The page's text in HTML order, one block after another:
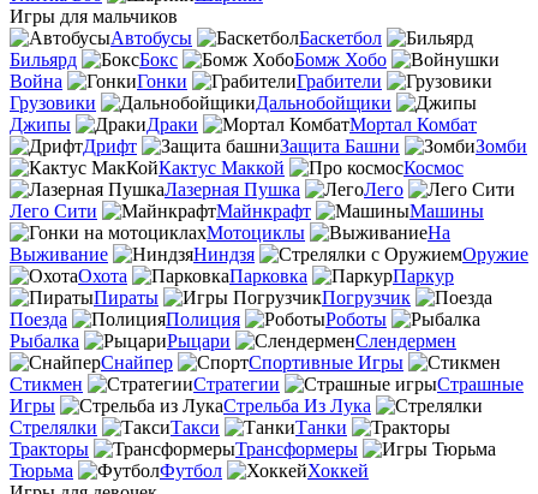
Игры для мальчиков
Автобусы
Баскетбол
Бильярд
Бокс
Бомж Хобо
Война
Гонки
Грабители
Грузовики
Дальнобойщики
Джипы
Драки
Мортал Комбат
Дрифт
Защита Башни
Зомби
Кактус Маккой
Космос
Лазерная Пушка
Лего
Лего Сити
Майнкрафт
Машины
Мотоциклы
На
Выживание
Ниндзя
Оружие
Охота
Парковка
Паркур
Пираты
Погрузчик
Поезда
Полиция
Роботы
Рыбалка
Рыцари
Слендермен
Снайпер
Спортивные Игры
Стикмен
Стратегии
Страшные
Игры
Стрельба Из Лука
Стрелялки
Такси
Танки
Тракторы
Трансформеры
Тюрьма
Футбол
Хоккей